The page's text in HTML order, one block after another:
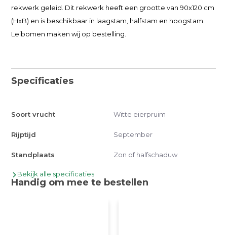
rekwerk geleid. Dit rekwerk heeft een grootte van 90x120 cm
(HxB) en is beschikbaar in laagstam, halfstam en hoogstam.
Leibomen maken wij op bestelling.
Specificaties
Soort vrucht Witte eierpruim
Rijptijd September
Standplaats Zon of halfschaduw
Bekijk alle specificaties
Handig om mee te bestellen